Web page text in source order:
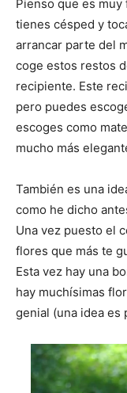
Pienso que es
tienes césped y
arrancar parte del
coge estos restos
recipiente. Este
pero puedes
escoges como
mucho más
También es una
como he dicho
Una vez puesto el
flores que más te
Esta vez hay una
hay muchísimas
genial (una idea es